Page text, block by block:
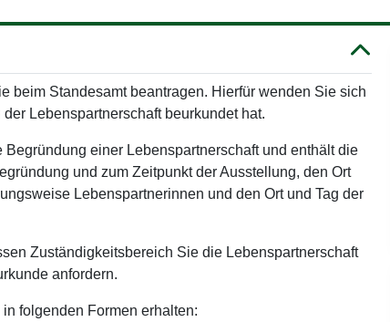
beim Standesamt beantragen. Hierfür wenden Sie sich
Lebenspartnerschaft beurkundet hat.
einer Lebenspartnerschaft und enthält die
und zum Zeitpunkt der Ausstellung, den Ort
Lebenspartnerinnen und den Ort und Tag der
Zuständigkeitsbereich Sie die Lebenspartnerschaft
anfordern.
folgenden Formen erhalten: